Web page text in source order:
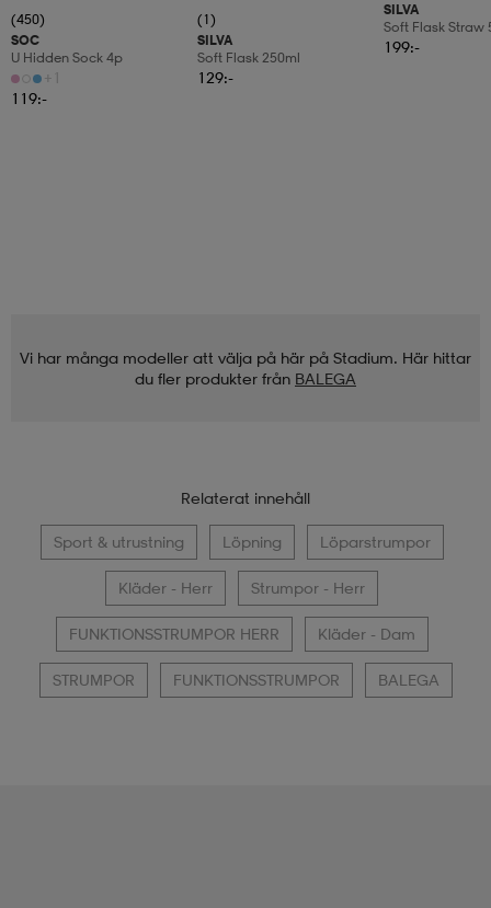
(450)
SOC
U Hidden Sock 4p
+1
119:-
(1)
SILVA
Soft Flask 250ml
129:-
SILVA
Soft Flask Straw
199:-
Vi har många modeller att välja på här på Stadium. Här hittar
du fler produkter från BALEGA
Relaterat innehåll
Sport & utrustning Löpning Löparstrumpor
Kläder - Herr Strumpor - Herr
FUNKTIONSSTRUMPOR HERR Kläder - Dam
STRUMPOR FUNKTIONSSTRUMPOR BALEGA